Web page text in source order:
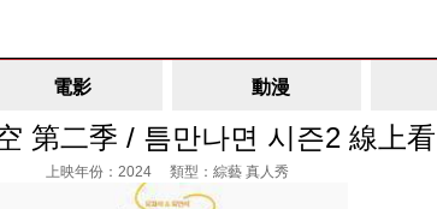
電影 動漫
第二季 / 틈만나면 시즌2 線上看
上映年份：2024 類型：綜藝 真人秀